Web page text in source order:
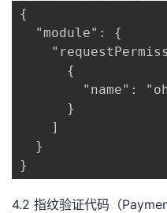
{
  "module": {
      {
"name":
      }
    ]
  }
}
4.2 指纹验证代码（